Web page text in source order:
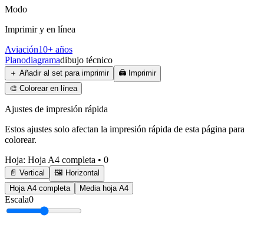
Modo
Imprimir y en línea
Aviación10+ años
Planodiagramadibujo técnico
＋ Añadir al set para imprimir 🖨️ Imprimir
🎨 Colorear en línea
Ajustes de impresión rápida
Estos ajustes solo afectan la impresión rápida de esta página para
colorear.
Hoja: Hoja A4 completa • 0
📄 Vertical
🖼️ Horizontal
Hoja A4 completa
Media hoja A4
Escala0